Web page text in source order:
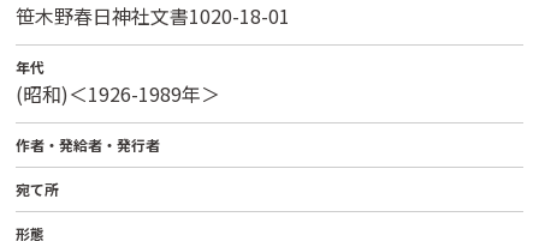
笹木野春日神社文書1020-18-01
年代
(昭和)＜1926-1989年＞
作者・発給者・発行者
宛て所
形態